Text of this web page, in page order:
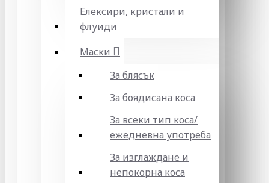
Елексири, кристали и
флуиди
Маски
За блясък
За боядисана коса
За всеки тип коса/
ежедневна употреба
За изглаждане и
непокорна коса